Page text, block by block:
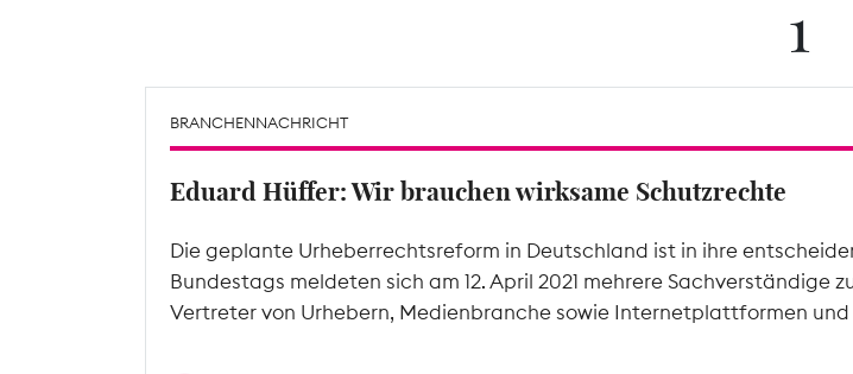
1
BRANCHENNACHRICHT
Eduard Hüffer: Wir brauchen wirksame Schutzrechte
Die geplante Urheberrechtsreform in Deutschland ist in ihre
Bundestags meldeten sich am 12. April 2021 mehrere
Vertreter von Urhebern, Medienbranche sowie Internetplattformen